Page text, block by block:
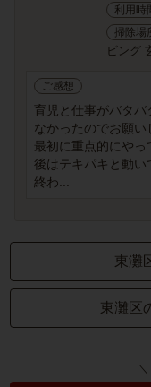
利用時
掃除場
ビング
ご感想
育児と仕事がバタ
なかったのでお願い
最初に重点的にや
後はテキパキと動い
終わ...
東灘
東灘区